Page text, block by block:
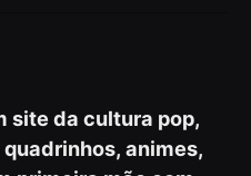
site da cultura pop,
animes,